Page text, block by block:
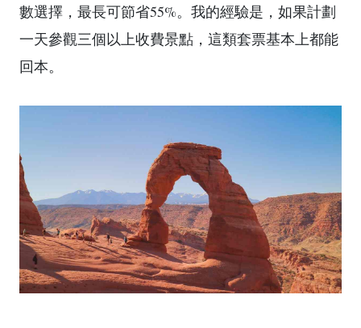
數選擇，最長可節省55%。我的經驗是，如果計劃
一天參觀三個以上收費景點，這類套票基本上都能
回本。